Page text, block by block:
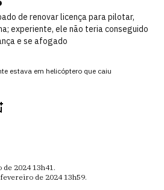
de renovar licença para pilotar,
experiente, ele não teria conseguido
e se afogado
estava em helicóptero que caiu
de 2024 13h41.
de 2024 13h59.